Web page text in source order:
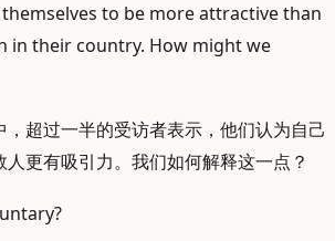
to be more attractive than
in their country. How might we
超过一半的受访者表示，他们认为自己
更有吸引力。我们如何解释这一点？